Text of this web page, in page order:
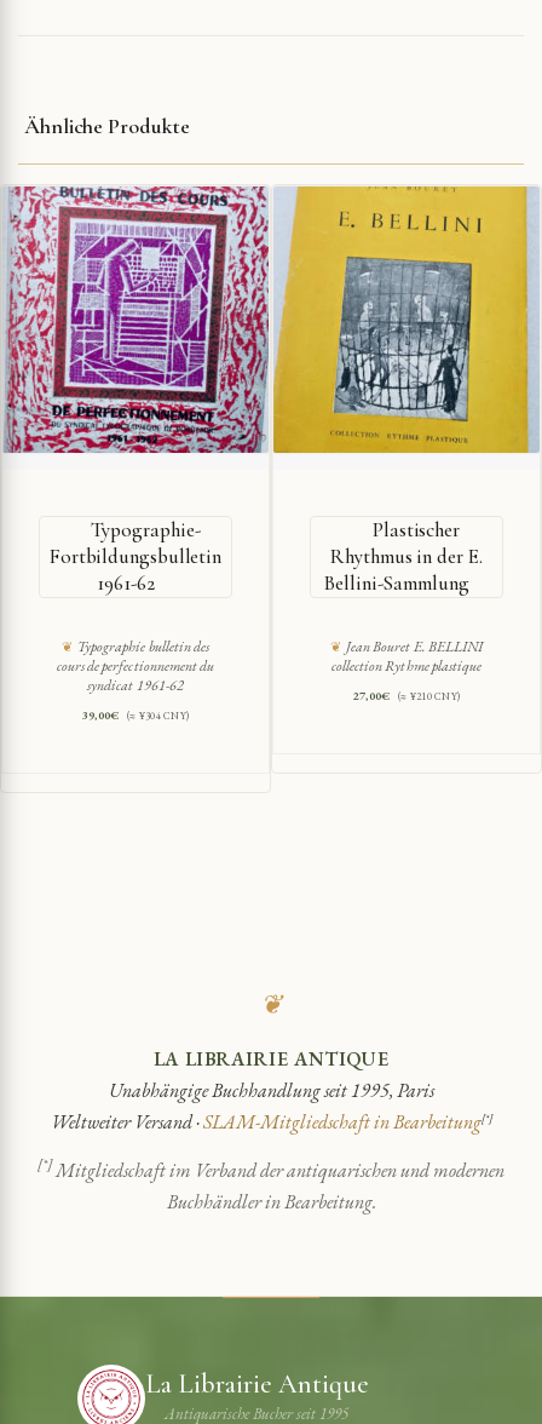
Ähnliche Produkte
Typographie-
Fortbildungsbulletin
1961-62
Typographie bulletin des
cours de perfectionnement du
syndicat 1961-62
39,00€ (≈ ¥304 CNY)
Plastischer
Rhythmus in der E.
Bellini-Sammlung
Jean Bouret E. BELLINI
collection Rythme plastique
27,00€ (≈ ¥210 CNY)
❦
LA LIBRAIRIE ANTIQUE
Unabhängige Buchhandlung seit 1995, Paris
Weltweiter Versand ·SLAM-Mitgliedschaft in Bearbeitung[*]
[*]Mitgliedschaft im Verband der antiquarischen und modernen
Buchhändler in Bearbeitung.
La Librairie Antique
Antiquarische Bucher seit 1995